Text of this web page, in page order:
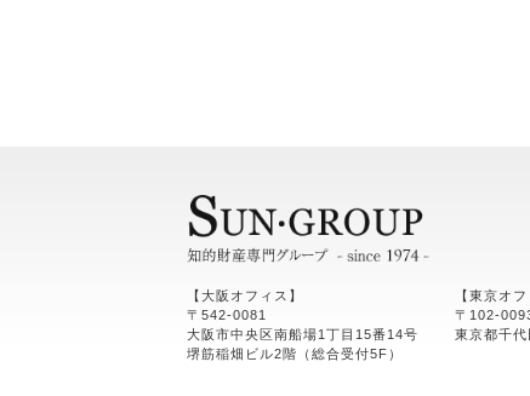
【大阪オフィス】
〒542-0081
大阪市中央区南船場1丁目15番14号
堺筋稲畑ビル2階（総合受付5F）
【東京オフ
〒102-
東京都千